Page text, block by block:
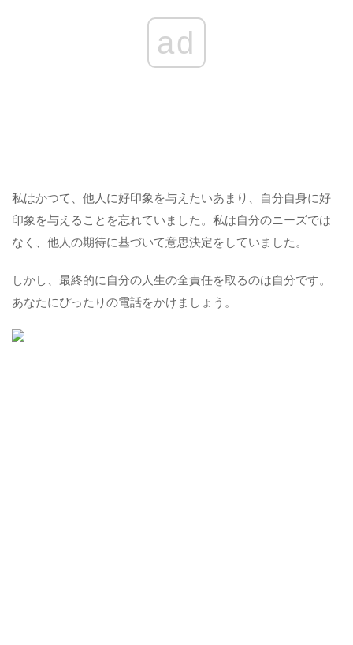
ad
私はかつて、他人に好印象を与えたいあまり、自分自身に好
印象を与えることを忘れていました。私は自分のニーズでは
なく、他人の期待に基づいて意思決定をしていました。
しかし、最終的に自分の人生の全責任を取るのは自分です。
あなたにぴったりの電話をかけましょう。